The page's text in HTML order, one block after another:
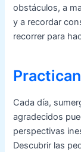
obstáculos, a
y a recordar
recorrer para
Cada día,
agradecidos
perspectivas
Descubrir las